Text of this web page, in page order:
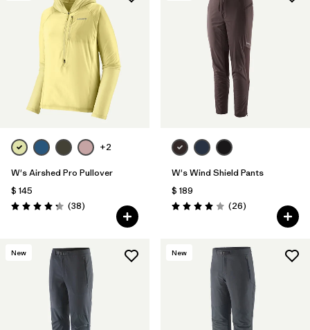
+2
W's Airshed Pro Pullover
$ 145
Valoración: 4.2 / 5
(38Comentarios
)
W's Wind Shield Pants
$ 189
Valoración: 4.0 / 5
(26Comentarios
)
New New